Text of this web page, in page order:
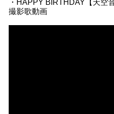
・HAPPY BIRTHDAY【天空
撮影歌動画